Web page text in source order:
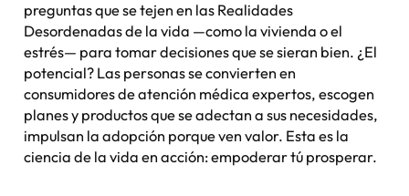
preguntas que se tejen en las Realidades
Desordenadas de la vida —como la vivienda o el
estrés— para tomar decisiones que se sieran bien. ¿El
potencial? Las personas se convierten en
consumidores de atención médica expertos, escogen
planes y productos que se adectan a sus necesidades,
impulsan la adopción porque ven valor. Esta es la
ciencia de la vida en acción: empoderartú prosperar.